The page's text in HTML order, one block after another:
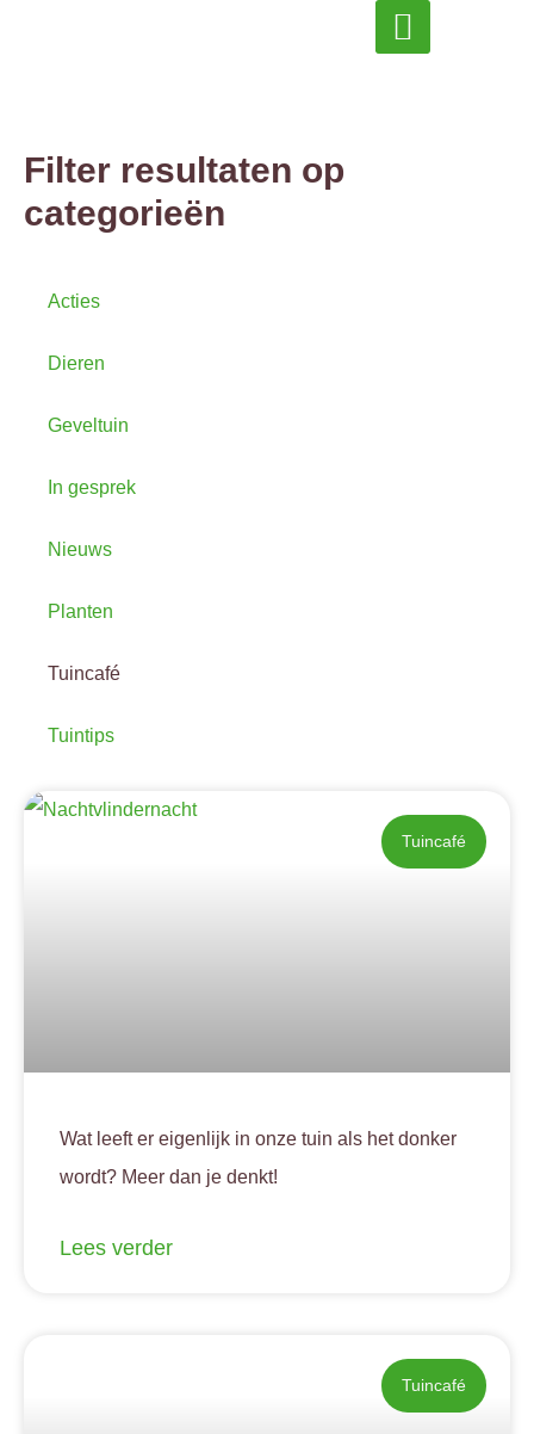
Filter resultaten op
categorieën
Acties
Dieren
Geveltuin
In gesprek
Nieuws
Planten
Tuincafé
Tuintips
Tuincafé
Wat leeft er eigenlijk in onze tuin als het donker
wordt? Meer dan je denkt!
Lees verder
Tuincafé